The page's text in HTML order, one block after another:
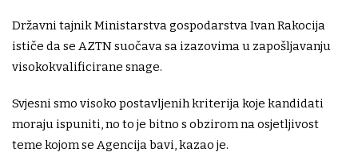
Državni tajnik Ministarstva gospodarstva Ivan Rakocija
ističe da se AZTN suočava sa izazovima u zapošljavanju
visokokvalificirane snage.
Svjesni smo visoko postavljenih kriterija koje kandidati
moraju ispuniti, no to je bitno s obzirom na osjetljivost
teme kojom se Agencija bavi, kazao je.